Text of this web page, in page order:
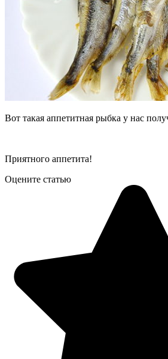
Вот такая аппетитная рыбка у нас
Приятного аппетита!
Оцените статью